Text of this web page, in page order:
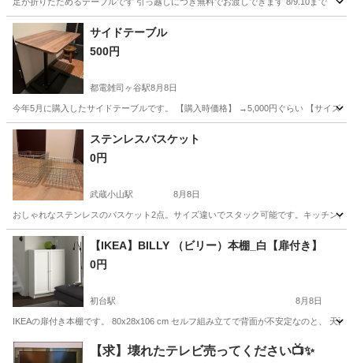
東京 港区 六本木駅 家具
サイドテーブル
500円
都電雑司ヶ谷駅8月8日
今年5月に購入したサイドテーブルです。 【購入時価格】 →5,000円ぐらい 【サイズ
東京 豊島区 都電雑司ヶ谷駅 テーブル
ステンレスバスケット
0円
武蔵小山駅 8月8日
おしゃれなステンレスのバスケット2点。サイズ違いでスタック可能です。キッチン、
東京 品川区 武蔵小山駅 収納家具 バスケット
【IKEA】BILLY （ビリー）本棚_白【扉付き】
0円
初台駅 8月8日
IKEAの扉付き本棚です。 80x28x106 cm セルフ組み立てで背面が不安定なのと、 天
東京 渋谷区 初台駅 収納家具 BILLY
【求】壊れたテレビ売ってください📺✨